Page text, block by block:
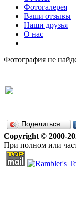
Фотогалерея
Ваши отзывы
Наши друзья
О нас
Фотография не
Поделиться…
Copyright ©
При полном или